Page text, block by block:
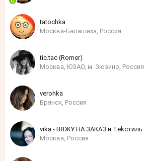
tatochka
Москва-Балашиха, Россия
tic.tac (Romer)
Москва, ЮЗАО, м. Зюзино, Россия
verohka
Брянск, Россия
Москва, Россия